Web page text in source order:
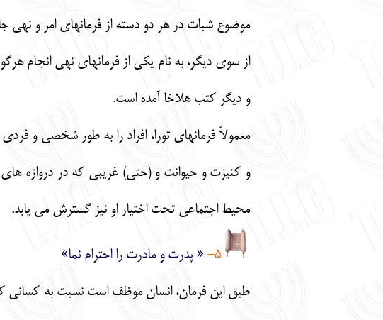
موضوع شبات در هر دو دسته از فرمانهاي امر و نهي
از سوي ديگر، به نام يكي از فرمانهاي نهي انجام
و ديگر كتب هلاخا آمده است.
معمولاً فرمانهاي تورا، افراد را به طور شخصي و
و كنيزت و حيوانت و (حتي) غريبي كه در دروازه هاي
محيط اجتماعي تحت اختيار او نيز گسترش مي يابد.
5- « پدرت و مادرت را احترام نما»
طبق اين فرمان، انسان موظف است نسبت به كساني كه